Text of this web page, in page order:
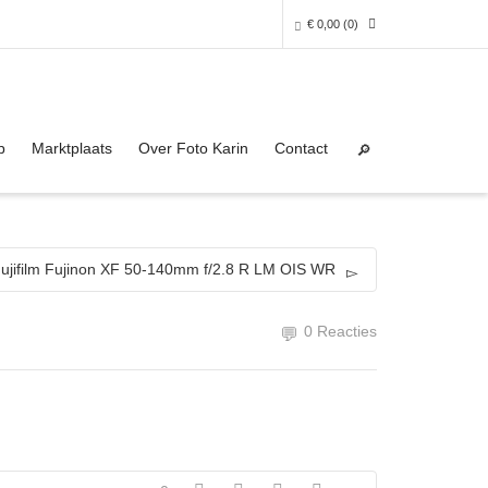
€ 0,00 (0)
NAAR DE SHOP
Marktplaats Over Foto Karin Contact
Fujinon XF 50-140mm f/2.8 R LM OIS WR
0 Reacties